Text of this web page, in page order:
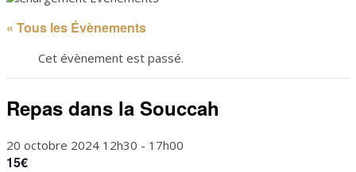
« Tous les Évènements
Cet évènement est passé.
Repas dans la Souccah
20 octobre 2024 12h30 - 17h00
15€